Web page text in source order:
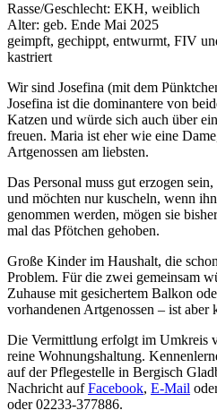
Rasse/Geschlecht: EKH, weiblich
Alter: geb. Ende Mai 2025
geimpft, gechippt, entwurmt, FIV
kastriert
Wir sind Josefina (mit dem
Josefina ist die dominantere von
Katzen und würde sich auch über
freuen. Maria ist eher wie eine
Artgenossen am liebsten.
Das Personal muss gut erzogen
und möchten nur kuscheln, wenn
genommen werden, mögen sie
mal das Pfötchen gehoben.
Große Kinder im Haushalt, die
Problem. Für die zwei gemeinsam
Zuhause mit gesichertem Balkon
vorhandenen Artgenossen – ist aber
Die Vermittlung erfolgt im Umkreis
reine Wohnungshaltung.
auf der Pflegestelle in Bergisch
Nachricht aufFacebook, E-Mail
oder 02233-377886.